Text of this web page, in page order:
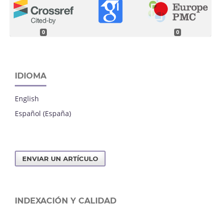
0 0
IDIOMA
English
Español (España)
ENVIAR UN ARTÍCULO
INDEXACIÓN Y CALIDAD